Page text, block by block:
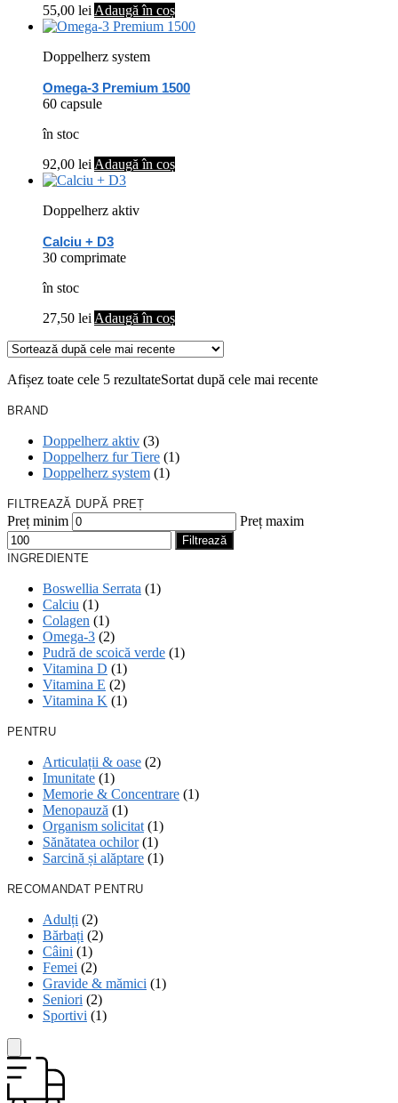
55,00 lei Adaugă în coș
Doppelherz system
Omega-3 Premium 1500
60 capsule
în stoc
92,00 lei Adaugă în coș
Doppelherz aktiv
Calciu + D3
30 comprimate
în stoc
27,50 lei Adaugă în coș
Afișez toate cele 5 rezultateSortat după cele mai recente
BRAND
Doppelherz aktiv (3)
Doppelherz fur Tiere (1)
Doppelherz system (1)
FILTREAZĂ DUPĂ PREȚ
Preț minim Preț maxim
Filtrează
INGREDIENTE
Boswellia Serrata (1)
Calciu (1)
Colagen (1)
Omega-3 (2)
Pudră de scoică verde (1)
Vitamina D (1)
Vitamina E (2)
Vitamina K (1)
PENTRU
Articulații & oase (2)
Imunitate (1)
Memorie & Concentrare (1)
Menopauză (1)
Organism solicitat (1)
Sănătatea ochilor (1)
Sarcină și alăptare (1)
RECOMANDAT PENTRU
Adulți (2)
Bărbați (2)
Câini (1)
Femei (2)
Gravide & mămici (1)
Seniori (2)
Sportivi (1)